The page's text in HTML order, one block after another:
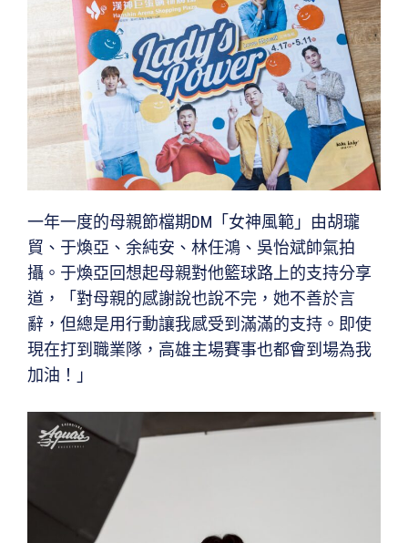
一年一度的母親節檔期DM「女神風範」由胡瓏
貿、于煥亞、余純安、林任鴻、吳怡斌帥氣拍
攝。于煥亞回想起母親對他籃球路上的支持分享
道，「對母親的感謝說也說不完，她不善於言
辭，但總是用行動讓我感受到滿滿的支持。即使
現在打到職業隊，高雄主場賽事也都會到場為我
加油！」